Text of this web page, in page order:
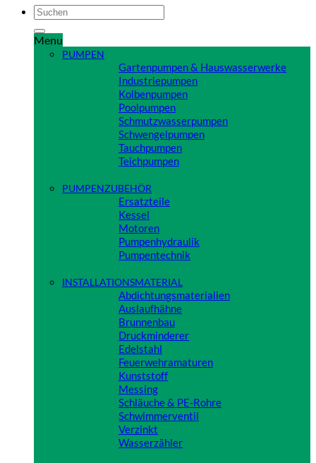
Suchen
nach:
Menu
PUMPEN
Gartenpumpen & Hauswasserwerke
Industriepumpen
Kolbenpumpen
Poolpumpen
Schmutzwasserpumpen
Schwengelpumpen
Tauchpumpen
Teichpumpen
PUMPENZUBEHÖR
Ersatzteile
Kessel
Motoren
Pumpenhydraulik
Pumpentechnik
INSTALLATIONSMATERIAL
Abdichtungsmaterialien
Auslaufhähne
Brunnenbau
Druckminderer
Edelstahl
Feuerwehramaturen
Kunststoff
Messing
Schläuche & PE-Rohre
Schwimmerventil
Verzinkt
Wasserzähler